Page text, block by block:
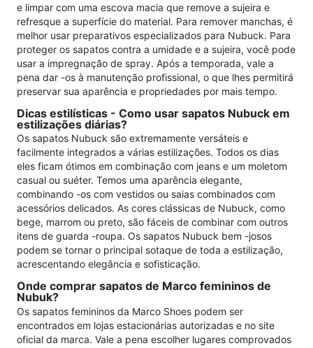
e limpar com uma escova macia que remove a sujeira e
refresque a superfície do material. Para remover manchas, é
melhor usar preparativos especializados para Nubuck. Para
proteger os sapatos contra a umidade e a sujeira, você pode
usar a impregnação de spray. Após a temporada, vale a
pena dar -os à manutenção profissional, o que lhes permitirá
preservar sua aparência e propriedades por mais tempo.
Dicas estilísticas - Como usar sapatos Nubuck em
estilizações diárias?
Os sapatos Nubuck são extremamente versáteis e
facilmente integrados a várias estilizações. Todos os dias
eles ficam ótimos em combinação com jeans e um moletom
casual ou suéter. Temos uma aparência elegante,
combinando -os com vestidos ou saias combinados com
acessórios delicados. As cores clássicas de Nubuck, como
bege, marrom ou preto, são fáceis de combinar com outros
itens de guarda -roupa. Os sapatos Nubuck bem -josos
podem se tornar o principal sotaque de toda a estilização,
acrescentando elegância e sofisticação.
Onde comprar sapatos de Marco femininos de
Nubuk?
Os sapatos femininos da Marco Shoes podem ser
encontrados em lojas estacionárias autorizadas e no site
oficial da marca. Vale a pena escolher lugares comprovados